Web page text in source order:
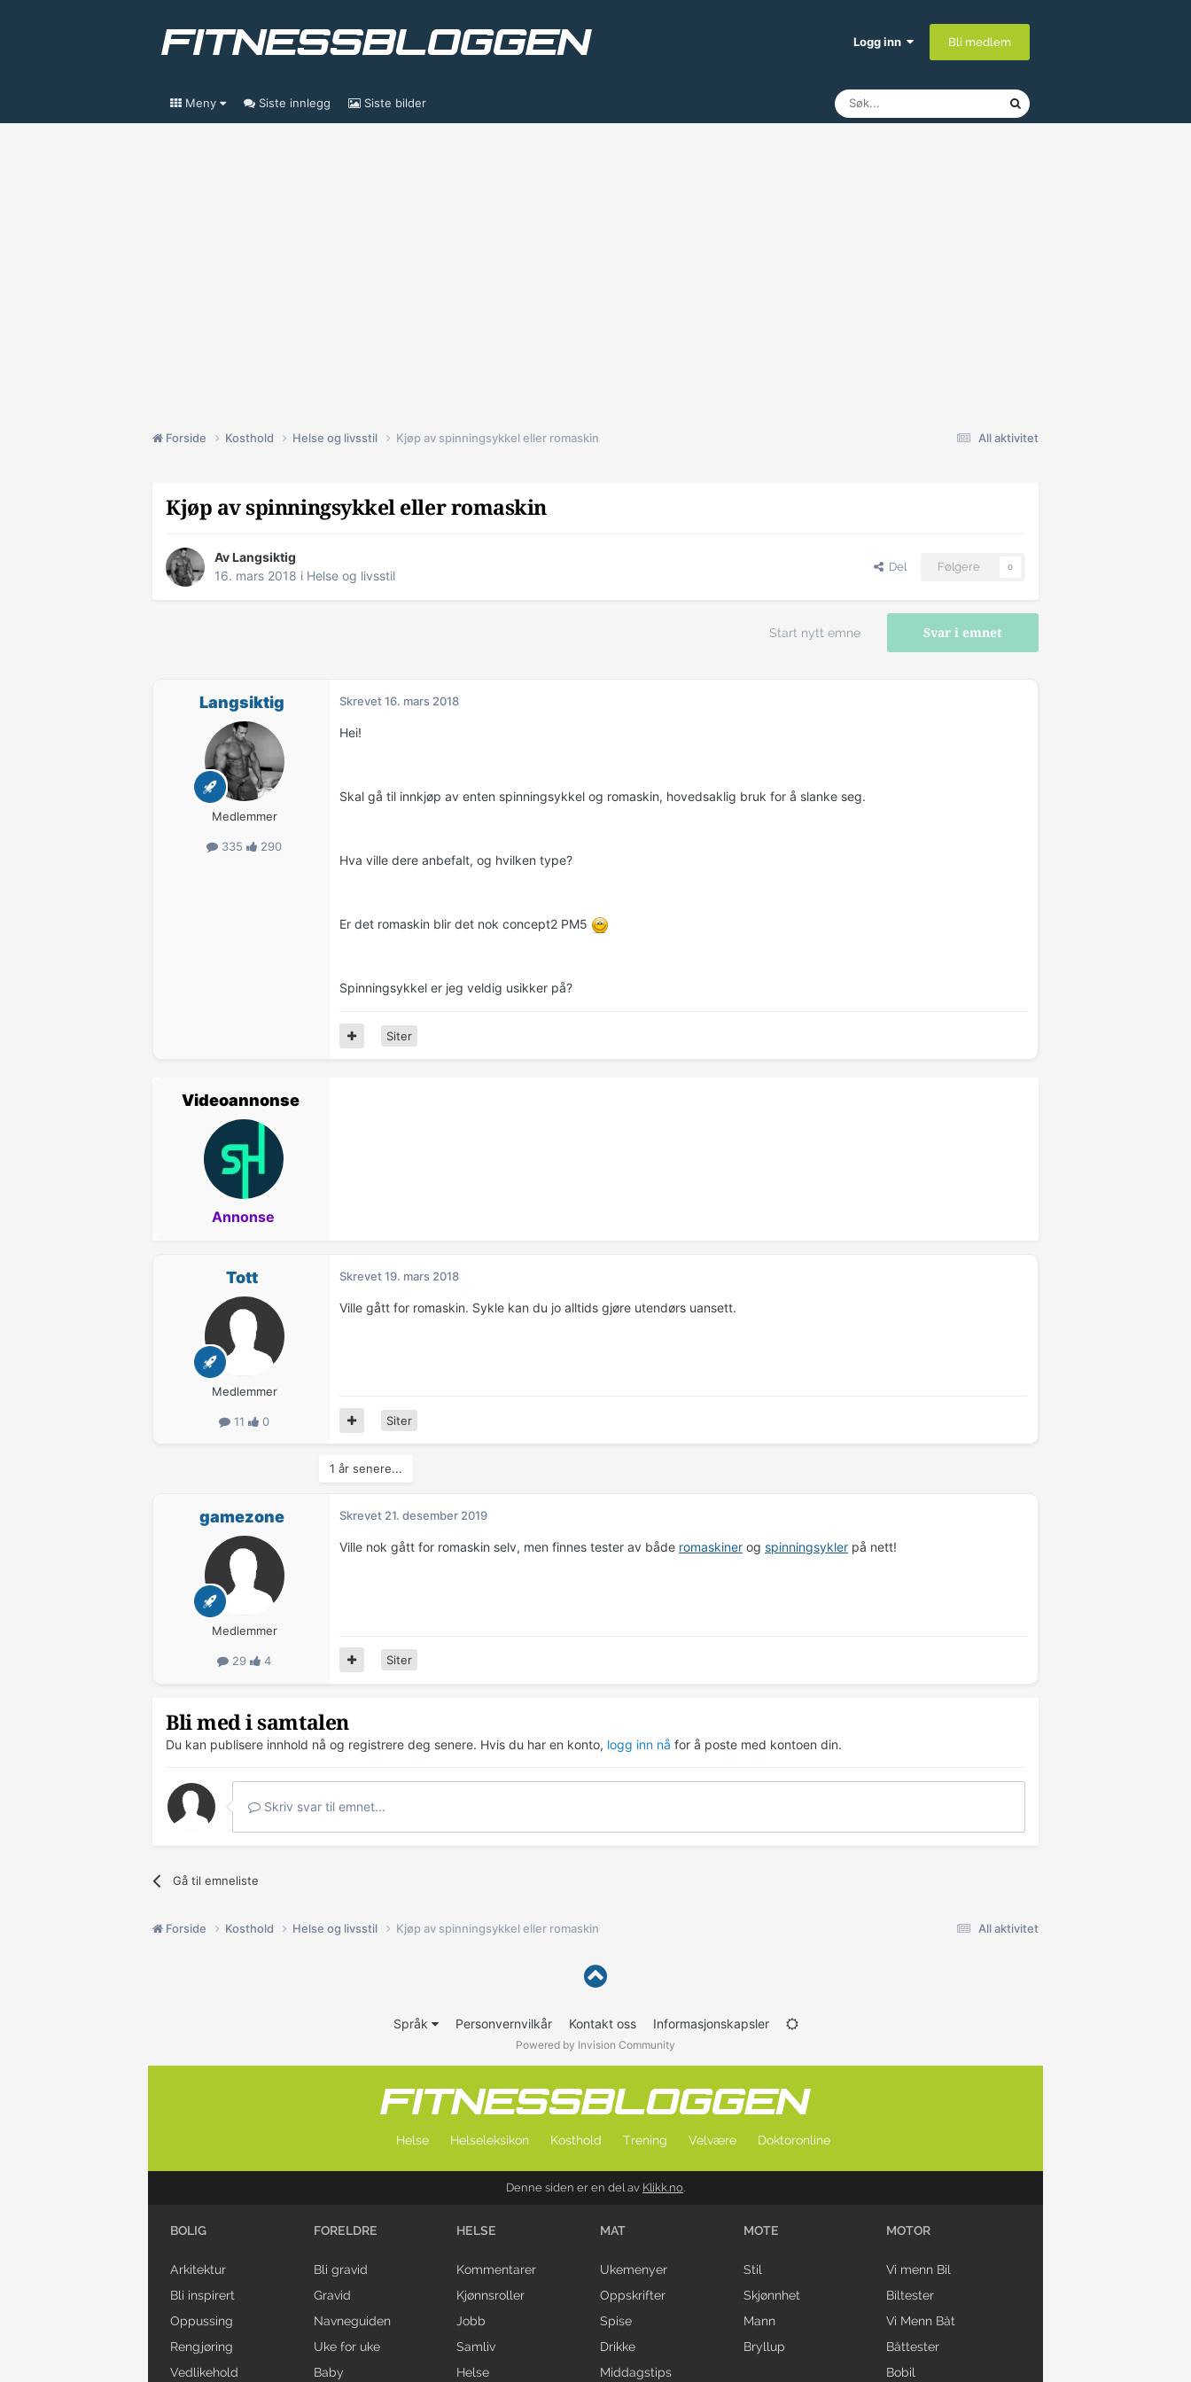
Logg inn Bli medlem
Meny Siste innlegg Siste bilder
All aktivitet
Forside Kosthold Helse og livsstil Kjøp av spinningsykkel eller romaskin
Kjøp av spinningsykkel eller romaskin
AvLangsiktig
16. mars 2018 i Helse og livsstil
Del Følgere 0
Svar i emnet
Start nytt emne
Langsiktig
Medlemmer
335 290
Skrevet16. mars 2018
Hei!
Skal gå til innkjøp av enten spinningsykkel og romaskin, hovedsaklig bruk for å slanke seg.
Hva ville dere anbefalt, og hvilken type?
Er det romaskin blir det nok concept2 PM5
Spinningsykkel er jeg veldig usikker på?
Siter
Videoannonse
Annonse
Tott
Medlemmer
11 0
Skrevet19. mars 2018
Ville gått for romaskin. Sykle kan du jo alltids gjøre utendørs uansett.
Siter
1 år senere...
gamezone
Medlemmer
29 4
Skrevet 21. desember 2019
Ville nok gått for romaskin selv, men finnes tester av både romaskiner og spinningsykler på nett!
Siter
Bli med i samtalen
Du kan publisere innhold nå og registrere deg senere. Hvis du har en konto, logg inn nå for å poste med kontoen din.
Skriv svar til emnet...
Gå til emneliste
All aktivitet
Forside Kosthold Helse og livsstil Kjøp av spinningsykkel eller romaskin
Språk Personvernvilkår Kontakt oss Informasjonskapsler
Powered by Invision Community
Helse Helseleksikon Kosthold Trening Velvære Doktoronline
Denne siden er en del av Klikk.no.
BOLIG
Arkitektur
Bli inspirert
Oppussing
Rengjøring
Vedlikehold
FORELDRE
Bli gravid
Gravid
Navneguiden
Uke for uke
Baby
HELSE
Kommentarer
Kjønnsroller
Jobb
Samliv
Helse
MAT
Ukemenyer
Oppskrifter
Spise
Drikke
Middagstips
MOTE
Stil
Skjønnhet
Mann
Bryllup
MOTOR
Vi menn Bil
Biltester
Vi Menn Båt
Båttester
Bobil